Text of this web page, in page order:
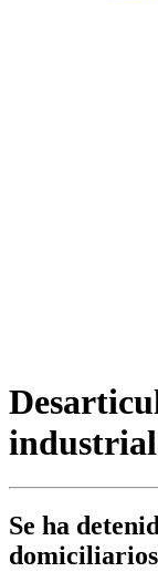
Se ha
domiciliarios